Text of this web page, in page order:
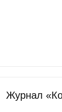
Журнал